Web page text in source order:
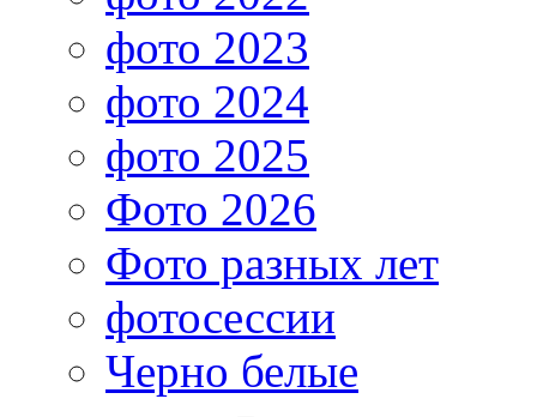
фото 2023
фото 2024
фото 2025
Фото 2026
Фото разных лет
фотосессии
Черно белые